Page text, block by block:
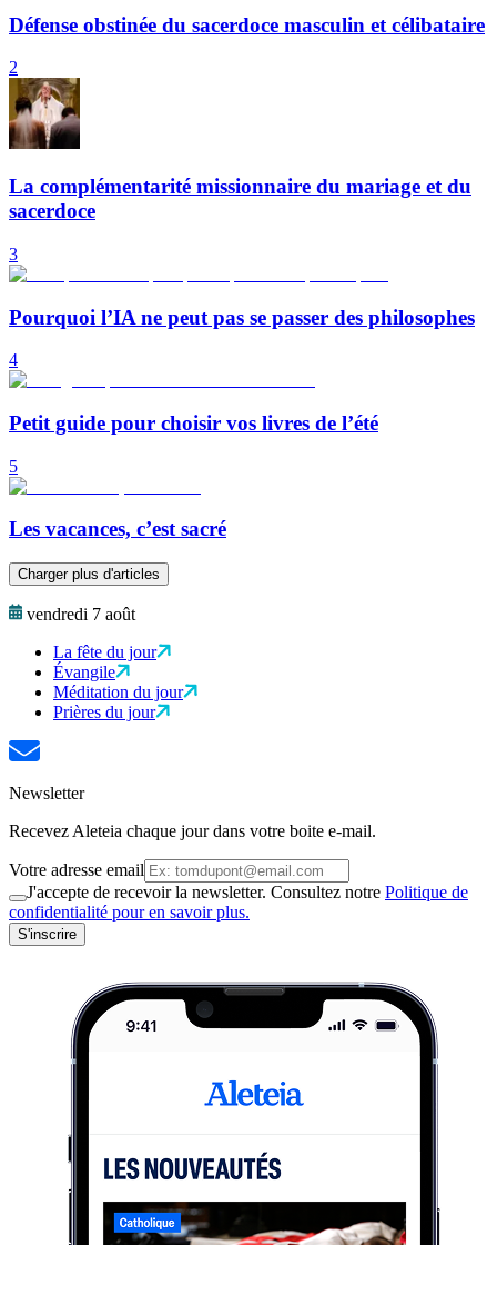
Défense obstinée du sacerdoce masculin et célibataire
2
La complémentarité missionnaire du mariage et du
sacerdoce
3
Pourquoi l’IA ne peut pas se passer des philosophes
4
Petit guide pour choisir vos livres de l’été
5
Les vacances, c’est sacré
Charger plus d'articles
vendredi 7 août
La fête du jour
Évangile
Méditation du jour
Prières du jour
Newsletter
Recevez Aleteia chaque jour dans votre boite e-mail.
Votre adresse email
J'accepte de recevoir la newsletter. Consultez notre Politique de
confidentialité pour en savoir plus.
S'inscrire